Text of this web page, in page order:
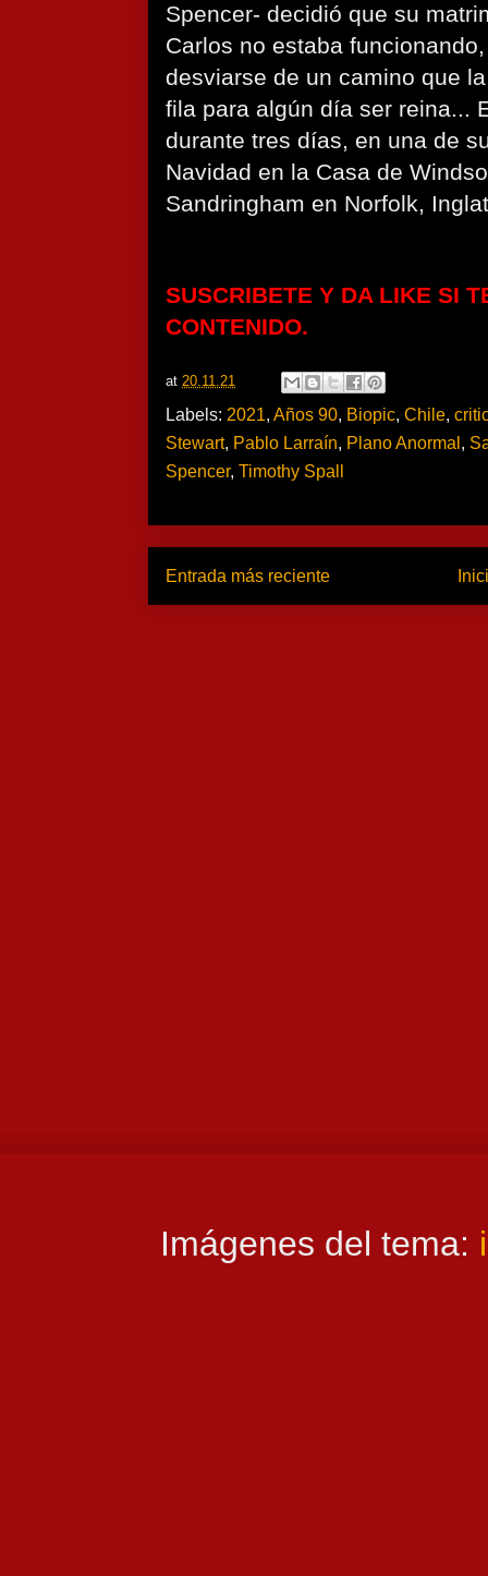
Spencer- decidió que su
Carlos no estaba
desviarse de un camino que
fila para algún día ser reina...
durante tres días, en una de
Navidad en la Casa de
Sandringham en Norfolk,
SUSCRIBETE Y DA LIKE SI
CONTENIDO.
at 20.11.21
Labels: 2021, Años 90, Biopic, Chile,
Stewart, Pablo Larraín, Plano Anormal,
Spencer, Timothy Spall
Entrada más reciente
Imágenes del tema: